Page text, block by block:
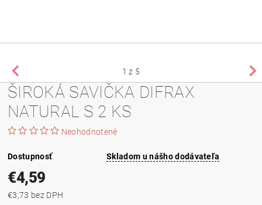
1 z 5
ŠIROKÁ SAVIČKA DIFRAX
NATURAL S 2 KS
Neohodnotené
Dostupnosť Skladom u nášho dodávateľa
€4,59
€3,73 bez DPH